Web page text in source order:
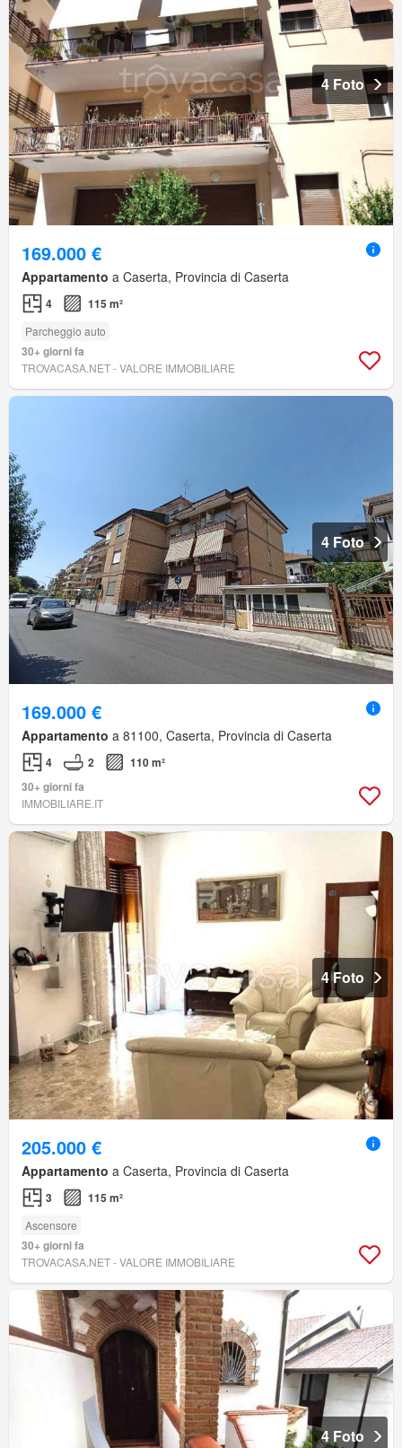
4 Foto
169.000 €
Appartamento a Caserta, Provincia di Caserta
4 115 m²
Parcheggio auto
30+ giorni fa
TROVACASA.NET - VALORE IMMOBILIARE
4 Foto
169.000 €
Appartamento a 81100, Caserta, Provincia di Caserta
4 2
110 m²
30+ giorni fa
IMMOBILIARE.IT
4 Foto
205.000 €
Appartamento a Caserta, Provincia di Caserta
3 115 m²
Ascensore
30+ giorni fa
TROVACASA.NET - VALORE IMMOBILIARE
4 Foto